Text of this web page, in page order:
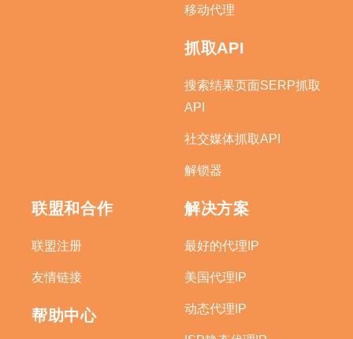
移动代理
抓取API
搜索结果页面SERP抓取
API
社交媒体抓取API
解锁器
联盟和合作
联盟注册
友情链接
帮助中心
解决方案
最好的代理IP
美国代理IP
动态代理IP